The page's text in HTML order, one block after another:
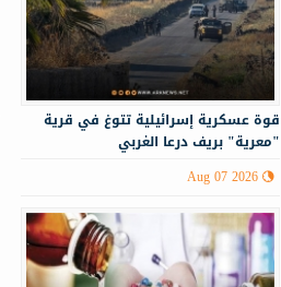
قوة عسكرية إسرائيلية تتوغ في قرية
"معرية" بريف درعا الغربي
Aug 07 2026